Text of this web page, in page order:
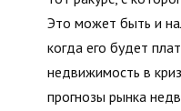
Это может быть и
когда его будет
недвижимость в
прогнозы рынка